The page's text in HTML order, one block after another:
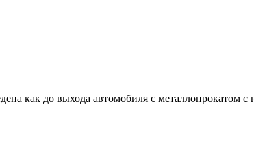
как до выхода автомобиля с металлопрокатом